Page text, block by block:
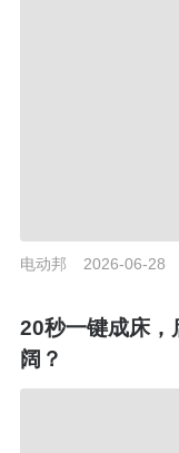
电动邦 2026-06-28
20秒一键成床，
阔？